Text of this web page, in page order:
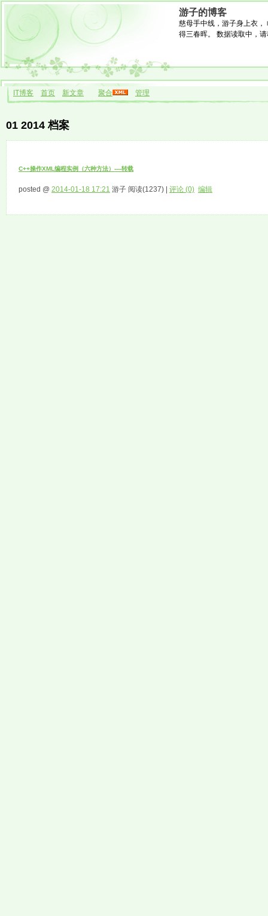
游子的博客
慈母手中线，游子身上衣
得三春晖。 数据读取中，请
IT博客 首页 新文章 聚合 管理
01 2014 档案
C++操作XML编程实例（六种方法）----转载
posted @ 2014-01-18 17:21 游子 阅读(1237) | 评论 (0) 编辑